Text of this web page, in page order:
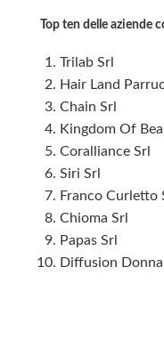
Top ten delle aziende
Trilab Srl
Hair Land
Chain Srl
Kingdom Of
Coralliance Srl
Siri Srl
Franco Curletto
Chioma Srl
Papas Srl
Diffusion Donna